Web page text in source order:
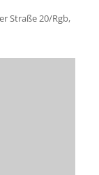
Straße 20/Rgb,